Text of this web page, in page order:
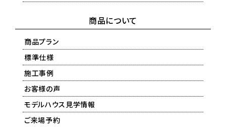
商品について
商品プラン
標準仕様
施工事例
お客様の声
モデルハウス見学情報
ご来場予約